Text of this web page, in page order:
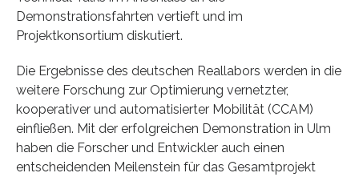
Demonstrationsfahrten vertieft und im
Projektkonsortium diskutiert.
Die Ergebnisse des deutschen Reallabors werden in die
weitere Forschung zur Optimierung vernetzter,
kooperativer und automatisierter Mobilität (CCAM)
einfließen. Mit der erfolgreichen Demonstration in Ulm
haben die Forscher und Entwickler auch einen
entscheidenden Meilenstein für das Gesamtprojekt